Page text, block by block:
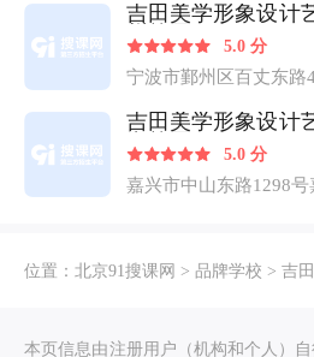
吉田美学形象设计
州校区）
5.0 分
宁波市鄞州区百丈东路
吉田美学形象设计
湖校区）
5.0 分
嘉兴市中山东路1298
位置：北京91搜课网 >品牌学校 >吉
本页信息由注册用户（机构和个人）